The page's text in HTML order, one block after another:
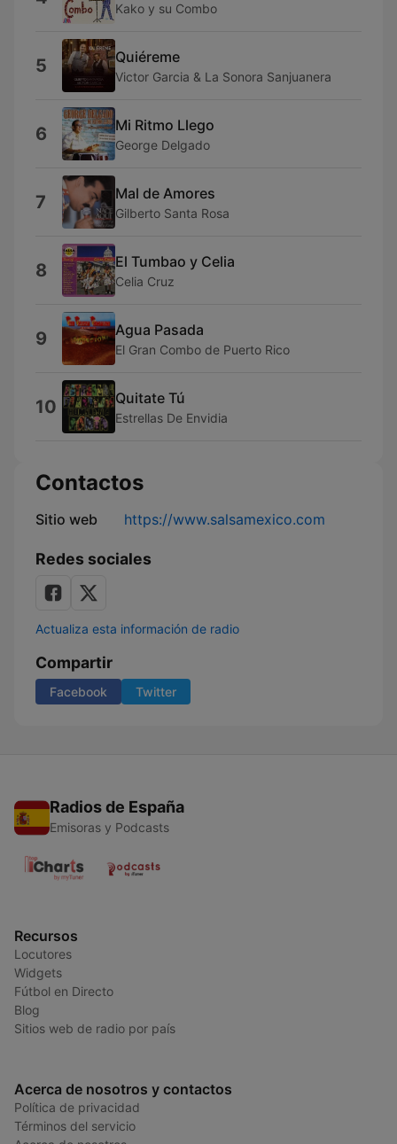
Kako y su Combo
5 Quiéreme
Victor Garcia & La Sonora Sanjuanera
6 Mi Ritmo Llego
George Delgado
7 Mal de Amores
Gilberto Santa Rosa
8 El Tumbao y Celia
Celia Cruz
9 Agua Pasada
El Gran Combo de Puerto Rico
10 Quitate Tú
Estrellas De Envidia
Contactos
Sitio web https://www.salsamexico.com
Redes sociales
Actualiza esta información de radio
Compartir
Facebook Twitter
Radios de España
Emisoras y Podcasts
Recursos
Locutores
Widgets
Fútbol en Directo
Blog
Sitios web de radio por país
Acerca de nosotros y contactos
Política de privacidad
Términos del servicio